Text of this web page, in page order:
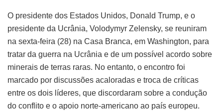
O presidente dos Estados Unidos, Donald Trump, e o
presidente da Ucrânia, Volodymyr Zelensky, se reuniram
na sexta-feira (28) na Casa Branca, em Washington, para
tratar da guerra na Ucrânia e de um possível acordo sobre
minerais de terras raras. No entanto, o encontro foi
marcado por discussões acaloradas e troca de críticas
entre os dois líderes, que discordaram sobre a condução
do conflito e o apoio norte-americano ao país europeu.